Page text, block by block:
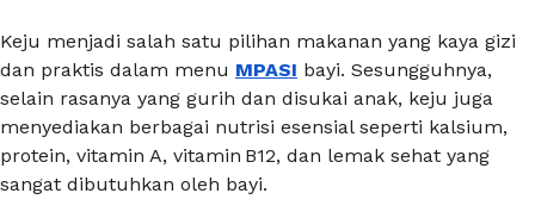
Keju menjadi salah satu pilihan makanan yang kaya gizi
dan praktis dalam menu MPASI bayi. Sesungguhnya,
selain rasanya yang gurih dan disukai anak, keju juga
menyediakan berbagai nutrisi esensial seperti kalsium,
protein, vitamin A, vitamin B12, dan lemak sehat yang
sangat dibutuhkan oleh bayi.